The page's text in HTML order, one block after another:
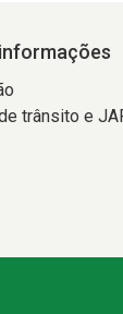
trânsito e